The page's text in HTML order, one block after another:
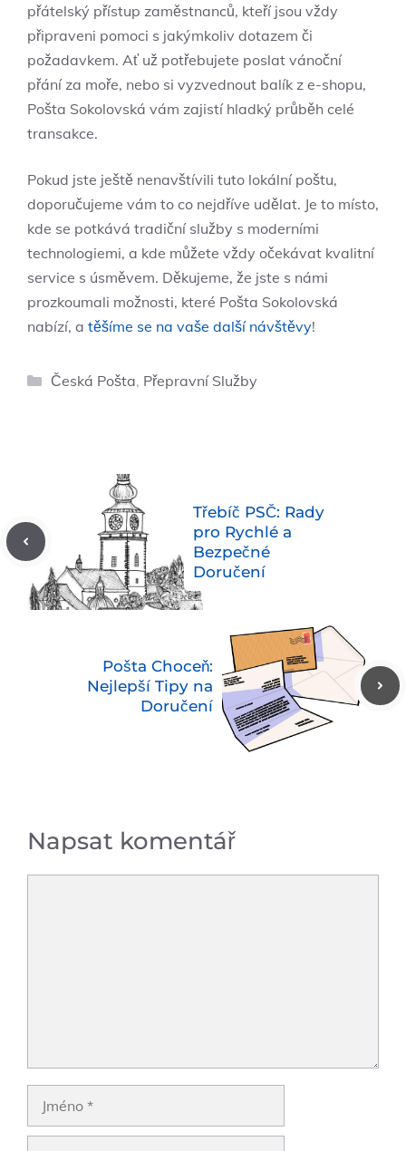
přátelský přístup zaměstnanců, kteří jsou vždy
připraveni pomoci s jakýmkoliv dotazem či
požadavkem. Ať už potřebujete poslat vánoční
přání za moře, nebo si vyzvednout balík z e-shopu,
Pošta Sokolovská vám zajistí hladký průběh celé
transakce.
Pokud jste ještě nenavštívili tuto lokální poštu,
doporučujeme vám to co nejdříve udělat. Je to místo,
kde se potkává tradiční služby s moderními
technologiemi, a kde můžete vždy očekávat kvalitní
service s úsměvem. Děkujeme, že jste s námi
prozkoumali možnosti, které Pošta Sokolovská
nabízí, a těšíme se na vaše další návštěvy!
Rubriky
Česká Pošta, Přepravní Služby
Třebíč PSČ: Rady
pro Rychlé a
Bezpečné
Doručení
Pošta Choceň:
Nejlepší Tipy na
Doručení
Napsat komentář